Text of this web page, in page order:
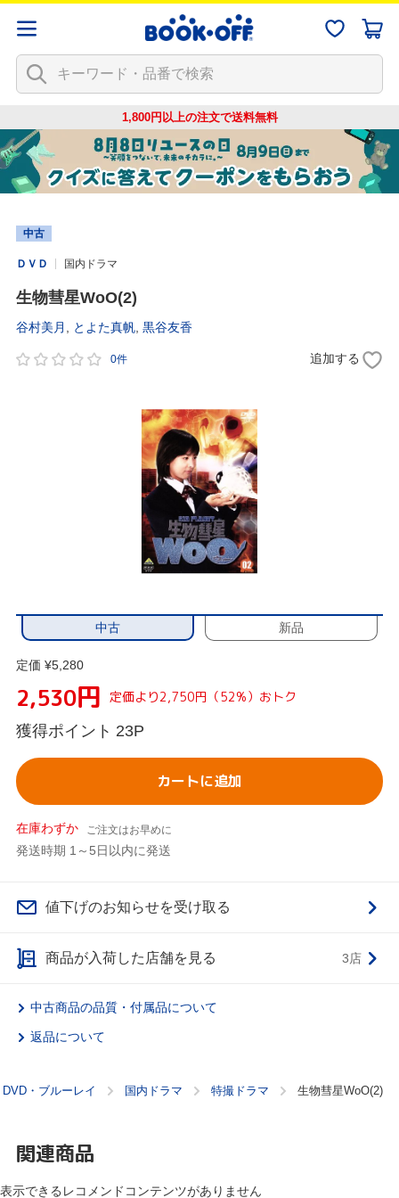
1,800円以上の注文で送料無料
中古
ＤＶＤ 国内ドラマ
生物彗星WoO(2)
谷村美月 とよた真帆 黒谷友香
0件 追加する
中古 新品
定価 ¥5,280
2,530円 定価より2,750円（52%）おトク
獲得ポイント 23P
カートに追加
在庫わずか ご注文はお早めに
発送時期 1～5日以内に発送
値下げのお知らせを受け取る
商品が入荷した店舗を見る 3店
中古商品の品質・付属品について
返品について
DVD・ブルーレイ 国内ドラマ 特撮ドラマ 生物彗星WoO(2)
関連商品
表示できるレコメンドコンテンツがありません